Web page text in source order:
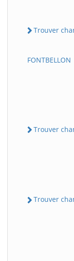
Trouver
FONTBELLON
Trouver
Trouver